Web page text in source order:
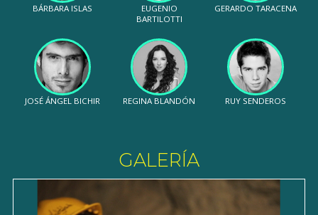
BÁRBARA ISLAS
EUGENIO
BARTILOTTI
GERARDO TARACENA
JOSÉ ÁNGEL BICHIR REGINA BLANDÓN RUY SENDEROS
GALERÍA